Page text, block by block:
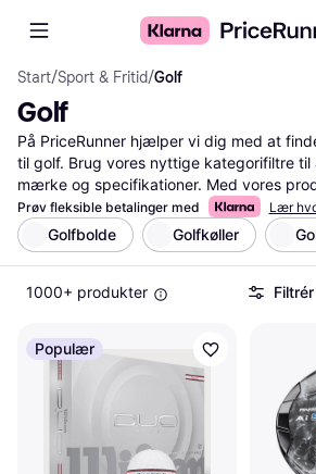
Start/Sport & Fritid/Golf
Golf
På PriceRunner hjælper vi dig med at
til golf. Brug vores nyttige kategorifiltre til
mærke og specifikationer. Med vores
prissammenligning kan du nemt se, hvad
behov. Læs vores brugeranmeldelser for
erfaringer. Vores service guider dig
golfprodukter, så du kan træffe den
om du søger en ny golfvogn, golfsko eller
Prøv fleksible betalinger med Lær
Golfbolde Golfkøller
1000+ produkter Filtrér
Populær